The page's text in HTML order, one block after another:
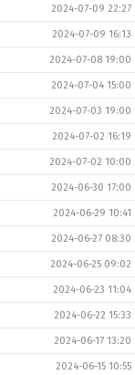
2024-07-09 22:27
2024-07-09 16:13
2024-07-08 19:00
2024-07-04 15:00
2024-07-03 19:00
2024-07-02 16:19
2024-07-02 10:00
2024-06-30 17:00
2024-06-29 10:41
2024-06-27 08:30
2024-06-25 09:02
2024-06-23 11:04
2024-06-22 15:33
2024-06-17 13:20
2024-06-15 10:55